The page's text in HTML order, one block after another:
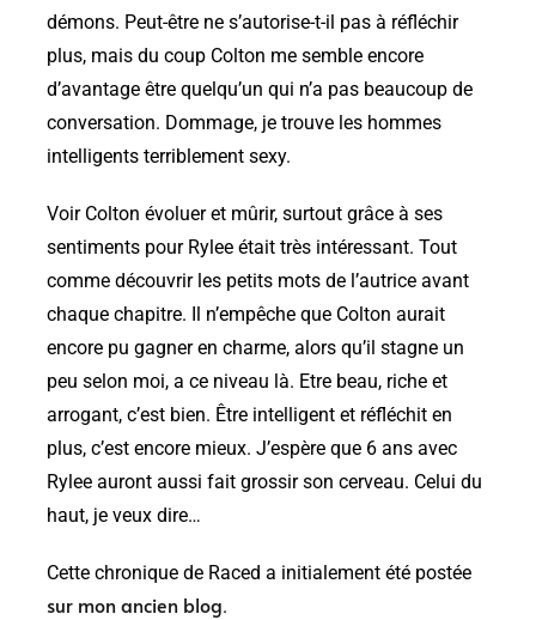
démons. Peut-être ne s’autorise-t-il pas à réfléchir
plus, mais du coup Colton me semble encore
d’avantage être quelqu’un qui n’a pas beaucoup de
conversation. Dommage, je trouve les hommes
intelligents terriblement sexy.
Voir Colton évoluer et mûrir, surtout grâce à ses
sentiments pour Rylee était très intéressant. Tout
comme découvrir les petits mots de l’autrice avant
chaque chapitre. Il n’empêche que Colton aurait
encore pu gagner en charme, alors qu’il stagne un
peu selon moi, a ce niveau là. Etre beau, riche et
arrogant, c’est bien. Être intelligent et réfléchit en
plus, c’est encore mieux. J’espère que 6 ans avec
Rylee auront aussi fait grossir son cerveau. Celui du
haut, je veux dire…
Cette chronique de Raced a initialement été postée
sur mon ancien blog.